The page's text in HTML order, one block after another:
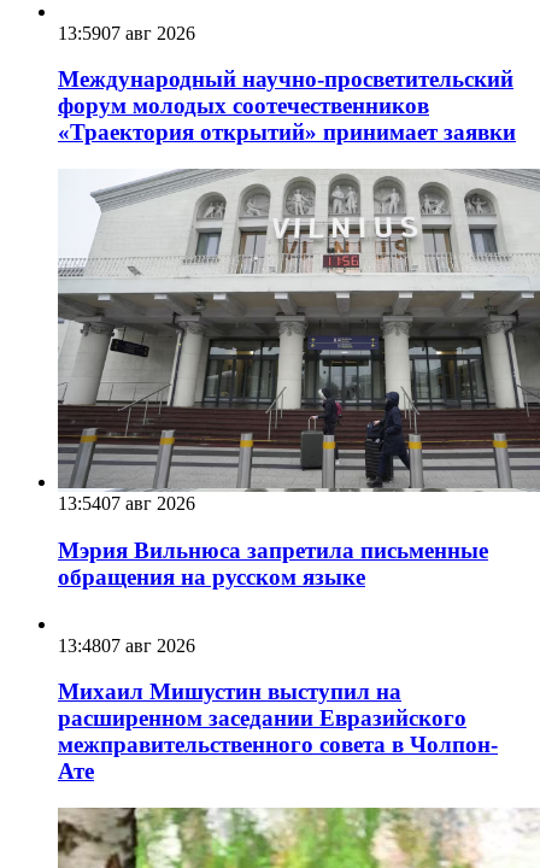
13:5907 авг 2026
Международный научно-просветительский
форум молодых соотечественников
«Траектория открытий» принимает заявки
13:5407 авг 2026
Мэрия Вильнюса запретила письменные
обращения на русском языке
13:4807 авг 2026
Михаил Мишустин выступил на
расширенном заседании Евразийского
межправительственного совета в Чолпон-
Ате